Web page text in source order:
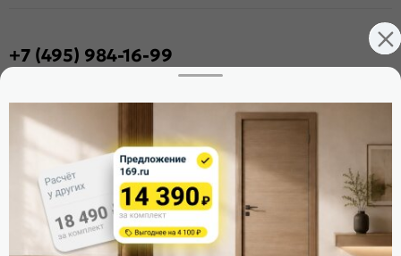
+7 (495) 984-16-99
Поделиться
Оцените магазин